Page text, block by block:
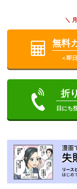
＼
無料
＜即
折
日にち